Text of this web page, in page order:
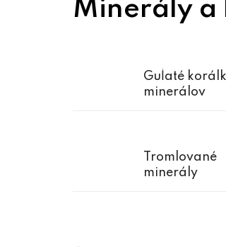
Minerály a
Guľaté
minerálov
Tromlované
minerály